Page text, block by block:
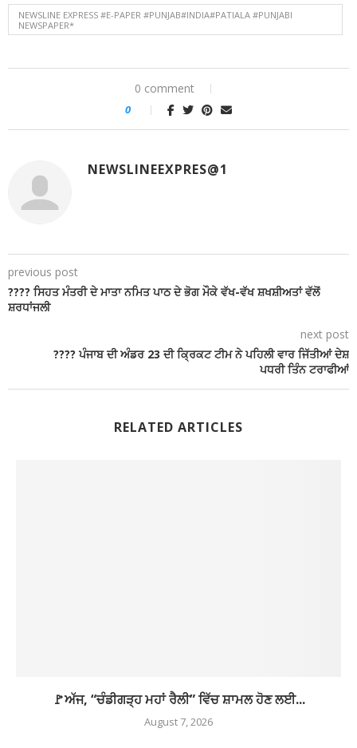
NEWSLINE EXPRESS #E-PAPER #PUNJAB#INDIA#PATIALA #PUNJABI
NEWSPAPER*
0 comment
0
NEWSLINEEXPRES@1
previous post
???? ਸਿਹਤ ਮੰਤਰੀ ਦੇ ਮਾਤਾ ਨਮਿਤ ਪਾਠ ਦੇ ਭੋਗ ਮੌਕੇ ਵੱਖ-ਵੱਖ ਸ਼ਖਸ਼ੀਅਤਾਂ ਵੱਲੋਂ
ਸ਼ਰਧਾਂਜਲੀ
next post
???? ਪੰਜਾਬ ਦੀ ਅੰਡਰ 23 ਦੀ ਕ੍ਰਿਕਟ ਟੀਮ ਨੇ ਪਹਿਲੀ ਵਾਰ ਜਿੱਤੀਆਂ ਦੇਸ਼
ਪਧਰੀ ਤਿੰਨ ਟਰਾਫੀਆਂ
RELATED ARTICLES
🚩ਅੱਜ, “ਚੰਡੀਗੜ੍ਹ ਮਹਾਂ ਰੈਲੀ” ਵਿੱਚ ਸ਼ਾਮਲ ਹੋਣ ਲਈ...
August 7, 2026